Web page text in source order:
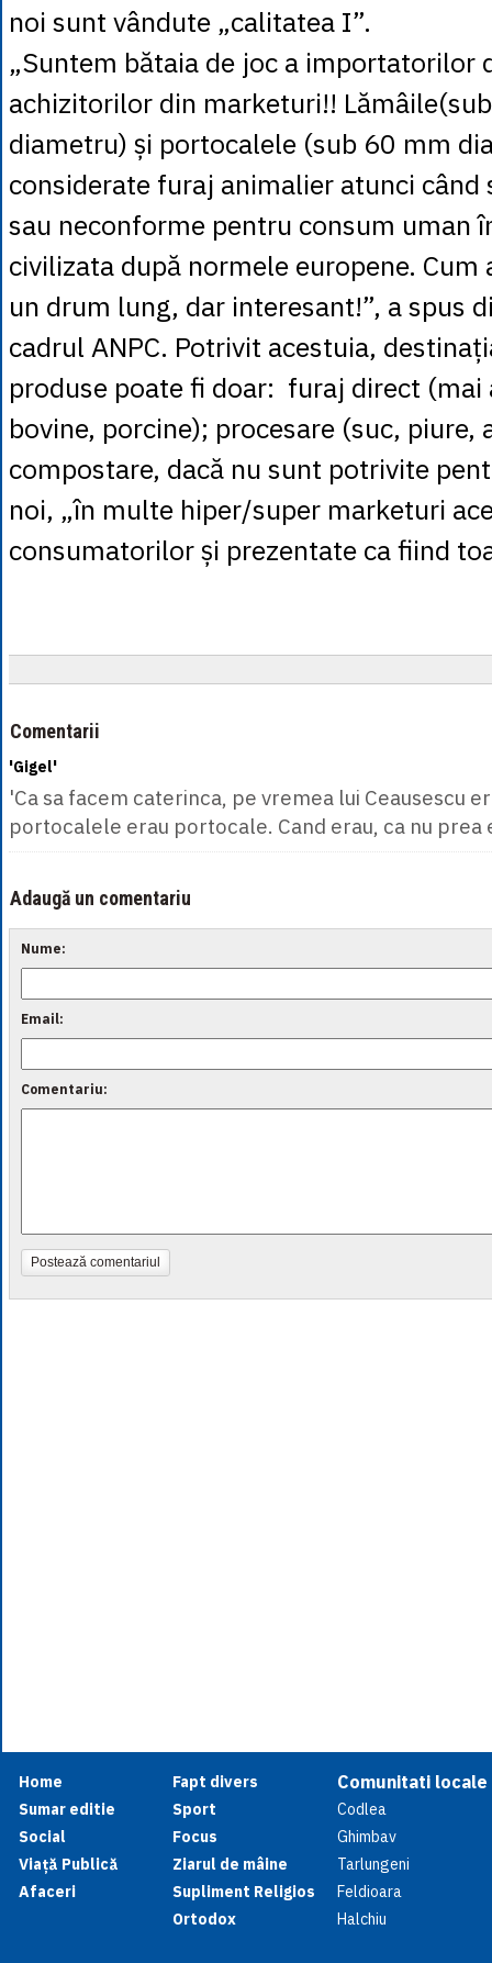
noi sunt vândute „calitatea I”.
„Suntem bătaia de joc a importatorilor
achizitorilor din marketuri!!
diametru) și portocalele (sub 60 mm
considerate furaj animalier atunci
sau neconforme pentru consum uman
civilizata după normele europene. Cum
un drum lung, dar interesant!”, a spus
cadrul ANPC. Potrivit acestuia,
produse poate fi doar: furaj direct (mai
bovine, porcine); procesare (suc, piure,
compostare, dacă nu sunt potrivite
noi, „în multe hiper/super marketuri
consumatorilor și prezentate ca fiind
Comentarii
'Gigel'
'Ca sa facem caterinca, pe vremea lui Ceausescu
portocalele erau portocale. Cand erau, ca nu prea
Adaugă un comentariu
Nume:
Email:
Comentariu:
Postează comentariul
Home
Sumar editie
Social
Viață Publică
Afaceri
Fapt divers
Sport
Focus
Ziarul de mâine
Supliment Religios
Ortodox
Comunitati locale
Codlea
Ghimbav
Tarlungeni
Feldioara
Halchiu